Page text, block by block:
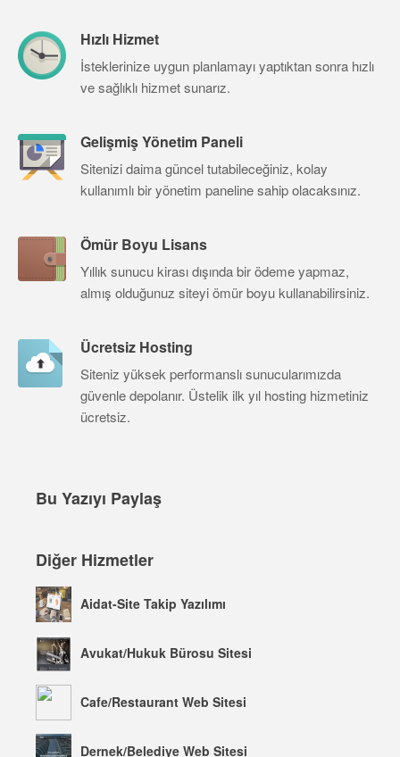
Hızlı Hizmet
İsteklerinize uygun planlamayı yaptıktan sonra hızlı
ve sağlıklı hizmet sunarız.
Gelişmiş Yönetim Paneli
Sitenizi daima güncel tutabileceğiniz, kolay
kullanımlı bir yönetim paneline sahip olacaksınız.
Ömür Boyu Lisans
Yıllık sunucu kirası dışında bir ödeme yapmaz,
almış olduğunuz siteyi ömür boyu kullanabilirsiniz.
Ücretsiz Hosting
Siteniz yüksek performanslı sunucularımızda
güvenle depolanır. Üstelik ilk yıl hosting hizmetiniz
ücretsiz.
Bu Yazıyı Paylaş
Diğer Hizmetler
Aidat-Site Takip Yazılımı
Avukat/Hukuk Bürosu Sitesi
Cafe/Restaurant Web Sitesi
Dernek/Belediye Web Sitesi